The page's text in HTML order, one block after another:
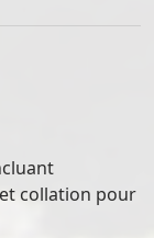
collation pour